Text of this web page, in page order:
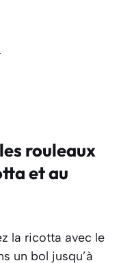
rouleaux
et au
la ricotta avec le
un bol jusqu’à